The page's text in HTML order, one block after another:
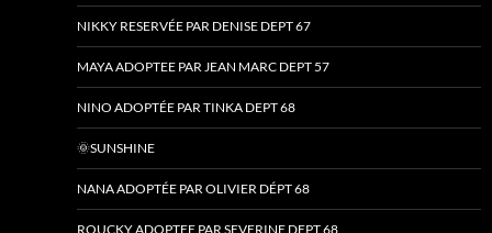
NIKKY RESERVÉE PAR DENISE DEPT 67
MAYA ADOPTEE PAR JEAN MARC DEPT 57
NINO ADOPTÉE PAR TINKA DEPT 68
🌞SUNSHINE
NANA ADOPTÉE PAR OLIVIER DÉPT 68
ROUCKY ADOPTEE PAR SEVERINE DEPT 68